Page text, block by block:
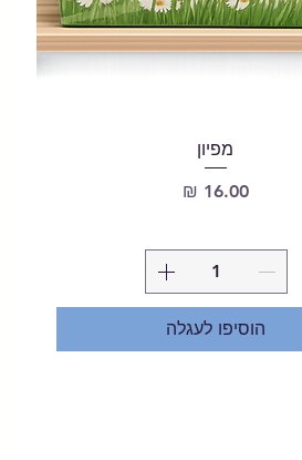
מפיון
מחיר‏16.00 ‏₪
הוסיפו לעגלה